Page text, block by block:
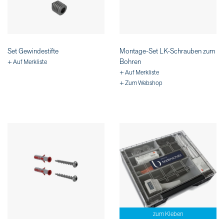
Set Gewindestifte
+ Auf Merkliste
Montage-Set LK-Schrauben zum
Bohren
+ Auf Merkliste
+ Zum Webshop
zum Kleben